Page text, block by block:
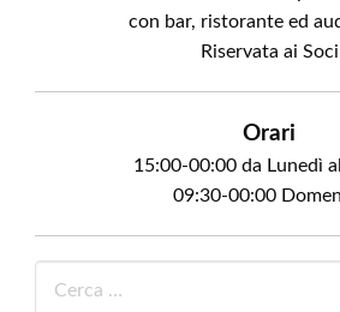
con bar, ristorante ed
Riservata ai Soci
Orari
15:00-00:00 da Lunedì
09:30-00:00